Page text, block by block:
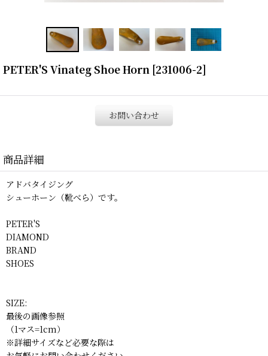
PETER'S Vinateg Shoe Horn [231006-2]
お問い合わせ
商品詳細
アドバタイジング
シューホーン（靴べら）です。
PETER'S
DIAMOND
BRAND
SHOES
SIZE:
最後の画像参照
（1マス=1cm）
※詳細サイズなど必要な際は